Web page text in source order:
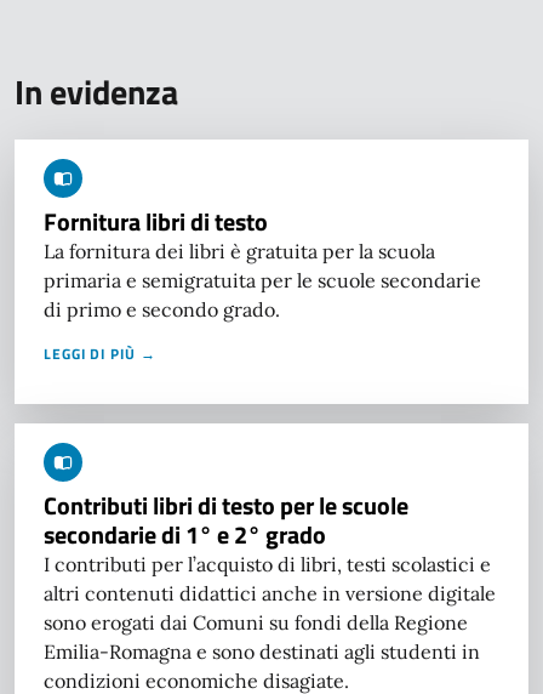
In evidenza
Fornitura libri di testo
La fornitura dei libri è gratuita per la scuola
primaria e semigratuita per le scuole secondarie
di primo e secondo grado.
LEGGI DI PIÙ →
Contributi libri di testo per le scuole
secondarie di 1° e 2° grado
I contributi per l’acquisto di libri, testi scolastici e
altri contenuti didattici anche in versione digitale
sono erogati dai Comuni su fondi della Regione
Emilia-Romagna e sono destinati agli studenti in
condizioni economiche disagiate.